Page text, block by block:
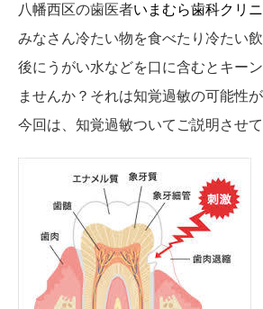
八幡西区の歯医者いまむら歯科クリ
みなさん冷たい物を食べたり冷たい
後にうがい水などを口に含むとキー
ませんか？それは知覚過敏の可能性が
今回は、知覚過敏ついてご説明させて